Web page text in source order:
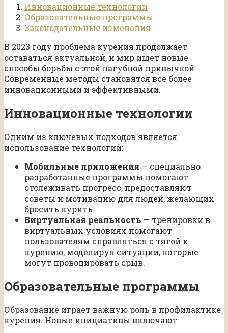
Инновационные технологии
Образовательные программы
Законодательные изменения
В 2023 году проблема курения продолжает
оставаться актуальной, и мир ищет новые
способы борьбы с этой пагубной привычкой.
Современные методы становятся все более
инновационными и эффективными.
Инновационные технологии
Одним из ключевых подходов является
использование технологий:
Мобильные приложения — специально
разработанные программы помогают
отслеживать прогресс, предоставляют
советы и мотивацию для людей, желающих
бросить курить.
Виртуальная реальность — тренировки в
виртуальных условиях помогают
пользователям справляться с тягой к
курению, моделируя ситуации, которые
могут провоцировать срыв.
Образовательные программы
Образование играет важную роль в профилактике
курения. Новые инициативы включают: